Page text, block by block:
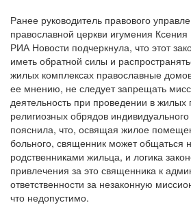
Ранее руководитель правового
православной церкви игумения
РИА Новости подчеркнула, что этот
иметь обратной силы и
жилых комплексах православные
ее мнению, не следует запрещать
деятельность при проведении в
религиозных обрядов
пояснила, что, освящая жилое
больного, священник может общаться
родственниками жильца, и логика
привлечения за это священника к
ответственности за незаконную
что недопустимо.